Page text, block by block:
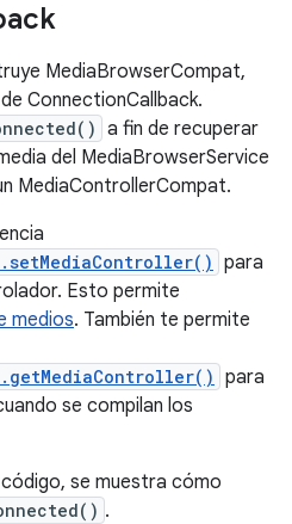
MediaBrowserCompat,
ConnectionCallback.
a fin de recuperar
del MediaBrowserService
MediaControllerCompat.
para
Esto permite
medios. También te permite
para
se compilan los
se muestra cómo
.